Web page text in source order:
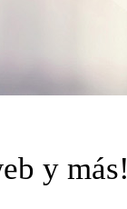
y más!